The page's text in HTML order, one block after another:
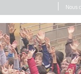
Nous